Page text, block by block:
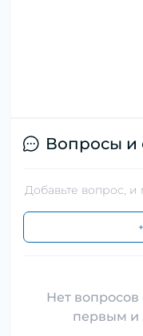
Вопросы и
Добавьте вопрос,
Нет вопросов
первым и